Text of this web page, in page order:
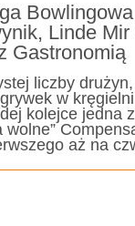
Linde Mir
Gastronomią
liczby
w
kolejce jedna
wolne”
aż na